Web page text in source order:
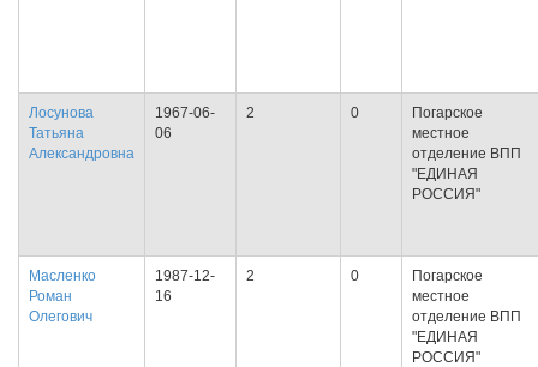
Лосунова
Татьяна
Александровна
1967-06-
06
2 0
Погарское
местное
отделение ВПП
"ЕДИНАЯ
РОССИЯ"
Масленко
Роман
Олегович
1987-12-
16
2 0
Погарское
местное
отделение ВПП
"ЕДИНАЯ
РОССИЯ"